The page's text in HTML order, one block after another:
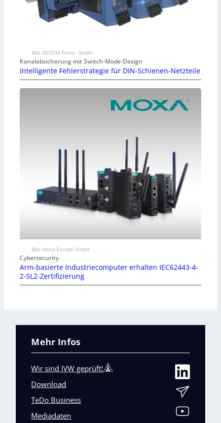
Bild: RECOM Power GmbH
Kanalabsicherung mit Switch-Mode-Design
Intelligente Fehlerstrategie für DIN-Schienen-Netzteile
Bild: Moxa Europe GmbH
Cybersecurity
Arm-basierte Industriecomputer erhalten IEC62443-4-
2-SL2-Zertifizierung
Mehr Infos
Wir sind IVW geprüft!
Download
TeDo Business
Mediadaten